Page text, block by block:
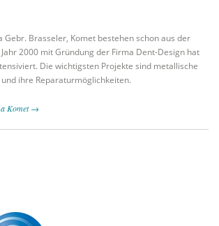
Gebr. Brasseler, Komet bestehen schon aus der
2000 mit Gründung der Firma Dent-Design hat
Die wichtigsten Projekte sind metallische
ihre Reparaturmöglichkeiten.
Komet →